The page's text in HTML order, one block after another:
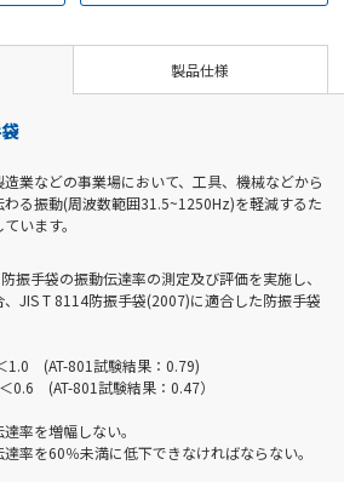
製品仕様
業などの事業場において、工具、機械などから
る振動(周波数範囲31.5~1250Hz)を軽減するた
います。
振手袋の振動伝達率の測定及び評価を実施し、
JIS T 8114防振手袋(2007)に適合した防振手袋
1.0 (AT-801試験結果：0.79)
(AT-801試験結果：0.47）
率を増幅しない。
率を60％未満に低下できなければならない。